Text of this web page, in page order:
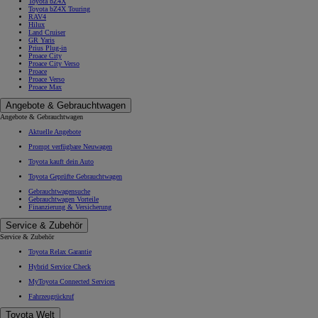
Toyota bZ4X Touring
RAV4
Hilux
Land Cruiser
GR Yaris
Prius Plug-in
Proace City
Proace City Verso
Proace
Proace Verso
Proace Max
Angebote & Gebrauchtwagen
Angebote & Gebrauchtwagen
Aktuelle Angebote
Prompt verfügbare Neuwagen
Toyota kauft dein Auto
Toyota Geprüfte Gebrauchtwagen
Gebrauchtwagensuche
Gebrauchtwagen Vorteile
Finanzierung & Versicherung
Service & Zubehör
Service & Zubehör
Toyota Relax Garantie
Hybrid Service Check
MyToyota Connected Services
Fahrzeugrückruf
Toyota Welt